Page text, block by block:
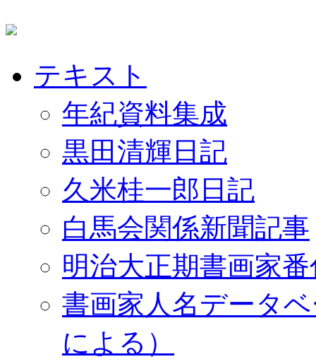
テキスト
年紀資料集成
黒田清輝日記
久米桂一郎日記
白馬会関係新聞記事
明治大正期書画家
書画家人名データ
による）